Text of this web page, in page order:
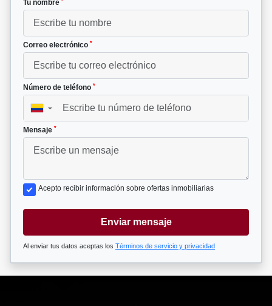
Tu nombre
Correo electrónico *
Número de teléfono *
▼
Mensaje *
Acepto recibir información sobre ofertas inmobiliarias
Enviar mensaje
Al enviar tus datos aceptas los Términos de servicio y privacidad